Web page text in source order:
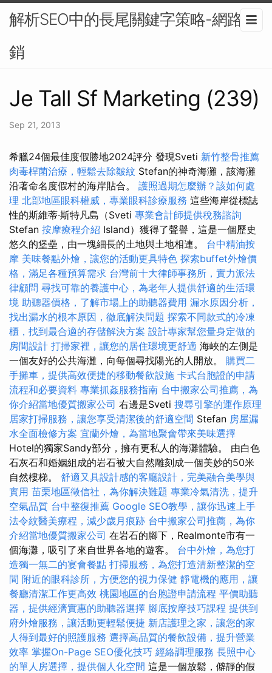
解析SEO中的長尾關鍵字策略-網路行
銷
Je Tall Sf Marketing (239)
Sep 21, 2013
希臘24個最佳度假勝地2024評分 發現Sveti 新竹整骨推薦
肉毒桿菌治療，輕鬆去除皺紋 Stefan的神奇海灘，該海灘
沿著命名度假村的海岸貼合。 護照過期怎麼辦？該如何處
理 北部地區眼科權威，專業眼科診療服務 這些海岸從標誌
性的斯維蒂·斯特凡島（Sveti 專業會計師提供稅務諮詢
Stefan 按摩療程介紹 Island）獲得了聲譽，這是一個歷史
悠久的堡壘，由一塊細長的土地與土地相連。 台中精油按
摩 美味餐點外燴，讓您的活動更具特色 探索buffet外燴價
格，滿足各種預算需求 台灣前十大律師事務所，實力派法
律顧問 尋找可靠的養護中心，為老年人提供舒適的生活環
境 助聽器價格，了解市場上的助聽器費用 漏水原因分析，
找出漏水的根本原因，徹底解決問題 探索不同款式的冷凍
櫃，找到最合適的存儲解決方案 設計專家幫您量身定做的
房間設計 打掃家裡，讓您的居住環境更舒適 海峽的左側是
一個友好的公共海灘，向每個尋找陽光的人開放。 購買二
手攤車，提供高效便捷的移動餐飲設施 卡式台胞證的申請
流程和必要資料 專業抓姦服務指南 台中搬家公司推薦，為
你介紹當地優質搬家公司 右邊是Sveti 搜尋引擎的運作原理
居家打掃服務，讓您享受清潔後的舒適空間 Stefan 房屋漏
水全面檢修方案 宜蘭外燴，為當地聚會帶來美味選擇
Hotel的獨家Sandy部分，擁有更私人的海灘體驗。 由白色
石灰石和婚姻組成的岩石被大自然雕刻成一個美妙的50米
自然樓梯。 舒適又具設計感的客廳設計，完美融合美學與
實用 苗栗地區徵信社，為你解決難題 專業冷氣清洗，提升
空氣品質 台中整復推薦 Google SEO教學，讓你迅速上手
法令紋醫美療程，減少歲月痕跡 台中搬家公司推薦，為你
介紹當地優質搬家公司 在岩石的腳下，Realmonte市有一
個海灘，吸引了來自世界各地的遊客。 台中外燴，為您打
造獨一無二的宴會餐點 打掃服務，為您打造清新整潔的空
間 附近的眼科診所，方便您的視力保健 靜電機的應用，讓
餐廳清潔工作更高效 桃園地區的台胞證申請流程 平價助聽
器，提供經濟實惠的助聽器選擇 腳底按摩技巧課程 提供到
府外燴服務，讓活動更輕鬆便捷 新店護理之家，讓您的家
人得到最好的照護服務 選擇高品質的餐飲設備，提升營業
效率 掌握On-Page SEO優化技巧 經絡調理服務 長照中心
的單人房選擇，提供個人化空間 這是一個放鬆，僻靜的假